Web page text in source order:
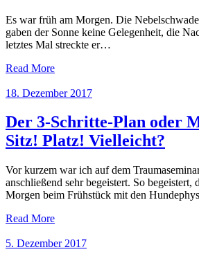
Es war früh am Morgen. Die
gaben der Sonne keine Gelegenheit, die
letztes Mal streckte er…
Read More
Posted
18. Dezember 2017
Der 3-Schritte-Plan oder
Sitz! Platz! Vielleicht?
Vor kurzem war ich auf dem
anschließend sehr begeistert. So begeistert,
Morgen beim Frühstück mit den
Read More
Posted
5. Dezember 2017